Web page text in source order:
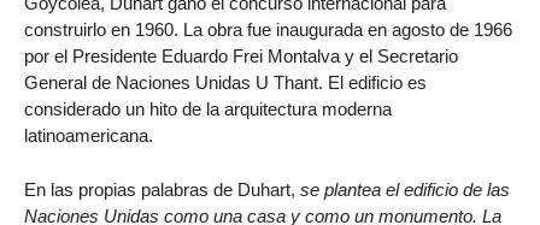
construirlo en 1960. La obra fue inaugurada en agosto de 1966
por el Presidente Eduardo Frei Montalva y el Secretario
General de Naciones Unidas U Thant. El edificio es
considerado un hito de la arquitectura moderna
latinoamericana.
En las propias palabras de Duhart, se plantea el edificio de las
Naciones Unidas como una casa y como un monumento. La